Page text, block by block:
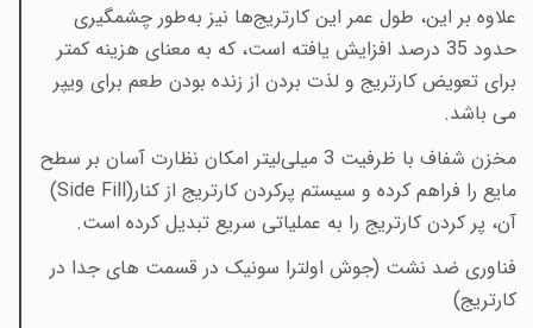
علاوه بر این، طول عمر این کارتریج‌ها نیز به‌طور چشمگیری
حدود 35 درصد افزایش یافته است، که به معنای هزینه کمتر
برای تعویض کارتریج و لذت بردن از زنده بودن طعم برای ویپر
می باشد.
مخزن شفاف با ظرفیت 3 میلی‌لیتر امکان نظارت آسان بر سطح
مایع را فراهم کرده و سیستم پرکردن کارتریج از کنار(Side Fill)
آن، پر کردن کارتریج را به عملیاتی سریع تبدیل کرده است.
فناوری ضد نشت (جوش اولترا سونیک در قسمت های جدا در
کارتریج)